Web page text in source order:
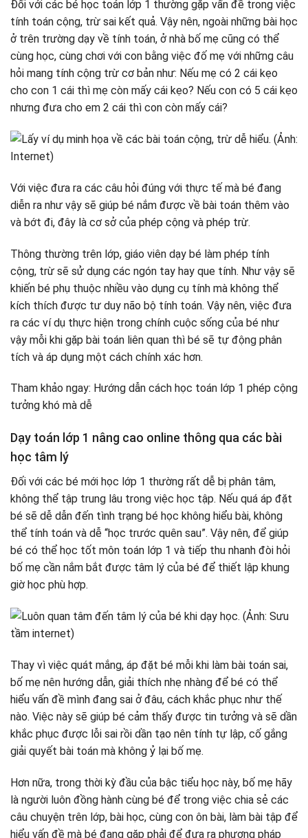
Đối với các bé học toán lớp 1 thường gặp vấn đề trong việc
tính toán cộng, trừ sai kết quả. Vậy nên, ngoài những bài học
ở trên trường dạy về tính toán, ở nhà bố mẹ cũng có thể
cùng học, cùng chơi với con bằng việc đố mẹ với những câu
hỏi mang tính cộng trừ cơ bản như: Nếu mẹ có 2 cái kẹo
cho con 1 cái thì mẹ còn mấy cái kẹo? Nếu con có 5 cái kẹo
nhưng đưa cho em 2 cái thì con còn mấy cái?
Với việc đưa ra các câu hỏi đúng với thực tế mà bé đang
diễn ra như vậy sẽ giúp bé nắm được về bài toán thêm vào
và bớt đi, đây là cơ sở của phép cộng và phép trừ.
Thông thường trên lớp, giáo viên dạy bé làm phép tính
cộng, trừ sẽ sử dụng các ngón tay hay que tính. Như vậy sẽ
khiến bé phụ thuộc nhiều vào dụng cụ tính mà không thể
kích thích được tư duy não bộ tính toán. Vậy nên, việc đưa
ra các ví dụ thực hiện trong chính cuộc sống của bé như
vậy mỗi khi gặp bài toán liên quan thì bé sẽ tự động phân
tích và áp dụng một cách chính xác hơn.
Tham khảo ngay: Hướng dẫn cách học toán lớp 1 phép cộng
tưởng khó mà dễ
Dạy toán lớp 1 nâng cao online thông qua các bài
học tâm lý
Đối với các bé mới học lớp 1 thường rất dễ bị phân tâm,
không thể tập trung lâu trong việc học tập. Nếu quá áp đặt
bé sẽ dễ dẫn đến tình trạng bé học không hiểu bài, không
thể tính toán và dễ “học trước quên sau”. Vậy nên, để giúp
bé có thể học tốt môn toán lớp 1 và tiếp thu nhanh đòi hỏi
bố mẹ cần nắm bắt được tâm lý của bé để thiết lập khung
giờ học phù hợp.
Thay vì việc quát mắng, áp đặt bé mỗi khi làm bài toán sai,
bố mẹ nên hướng dẫn, giải thích nhẹ nhàng để bé có thể
hiểu vấn đề mình đang sai ở đâu, cách khắc phục như thế
nào. Việc này sẽ giúp bé cảm thấy được tin tưởng và sẽ dần
khắc phục được lỗi sai rồi dần tạo nên tính tự lập, cố gắng
giải quyết bài toán mà không ỷ lại bố mẹ.
Hơn nữa, trong thời kỳ đầu của bậc tiểu học này, bố mẹ hãy
là người luôn đồng hành cùng bé để trong việc chia sẻ các
câu chuyện trên lớp, bài học, cùng con ôn bài, làm bài tập để
hiểu vấn đề mà bé đang gặp phải để đưa ra phương pháp